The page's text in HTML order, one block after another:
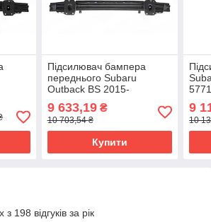
Підсилювач бампера
переднього Subaru
Outback BS 2015-
9 633,19₴
10 703,54 ₴
Купити
9
10
198 відгуків за рік